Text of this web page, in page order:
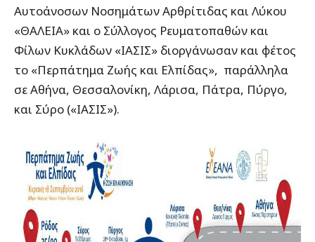
Αυτοάνοσων Νοσημάτων Αρθρίτιδας και Λύκου
«ΘΑΛΕΙΑ» και ο Σύλλογος Ρευματοπαθών και
Φίλων Κυκλάδων «ΙΑΣΙΣ» διοργάνωσαν και φέτος
το «Περπάτημα Ζωής και Ελπίδας», παράλληλα
σε Αθήνα, Θεσσαλονίκη, Λάρισα, Πάτρα, Πύργο,
και Σύρο («ΙΑΣΙΣ»).